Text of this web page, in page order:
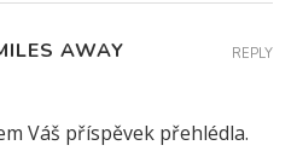
AWAY
Váš příspěvek přehlédla.
REPLY